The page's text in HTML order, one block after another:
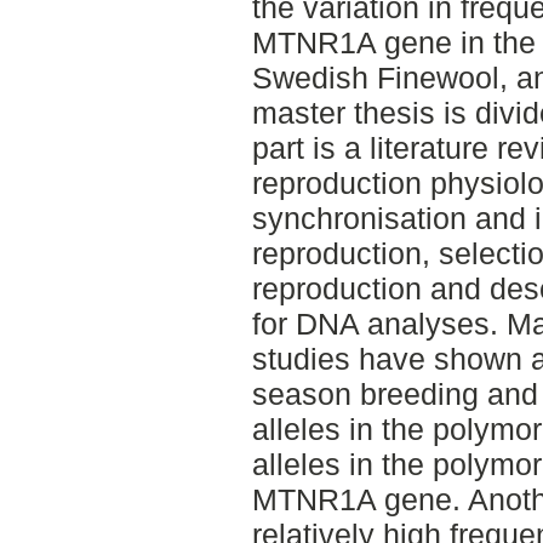
the variation in
MTNR1A gene in
Swedish Finewool,
master thesis is
part is a literature
reproduction
synchronisation and
reproduction,
reproduction and
for DNA analyses.
studies have shown
season breeding
alleles in the
alleles in the
MTNR1A gene.
relatively high